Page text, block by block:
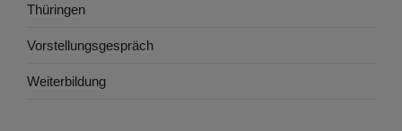
Thüringen
Vorstellungsgespräch
Weiterbildung